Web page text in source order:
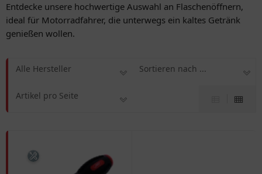
Entdecke unsere hochwertige Auswahl an Flaschenöffnern,
ideal für Motorradfahrer, die unterwegs ein kaltes Getränk
genießen wollen.
Alle Hersteller Sortieren nach ...
Artikel pro Seite